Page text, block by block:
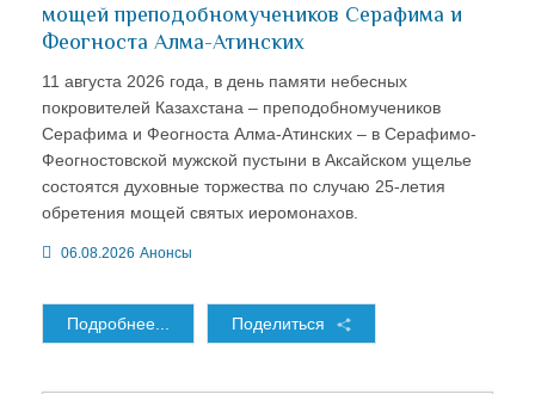
мощей преподобномучеников Серафима и
Феогноста Алма-Атинских
11 августа 2026 года, в день памяти небесных
покровителей Казахстана – преподобномучеников
Серафима и Феогноста Алма-Атинских – в Серафимо-
Феогностовской мужской пустыни в Аксайском ущелье
состоятся духовные торжества по случаю 25-летия
обретения мощей святых иеромонахов.
06.08.2026 Анонсы
Подробнее... Поделиться